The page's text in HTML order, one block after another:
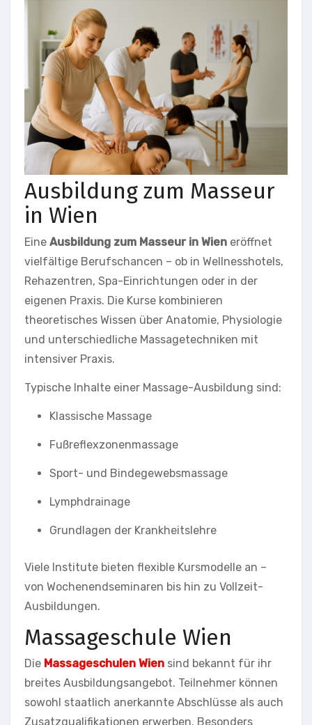
Ausbildung zum Masseur
in Wien
Eine Ausbildung zum Masseur in Wien eröffnet
vielfältige Berufschancen – ob in Wellnesshotels,
Rehazentren, Spa-Einrichtungen oder in der
eigenen Praxis. Die Kurse kombinieren
theoretisches Wissen über Anatomie, Physiologie
und unterschiedliche Massagetechniken mit
intensiver Praxis.
Typische Inhalte einer Massage-Ausbildung sind:
Klassische Massage
Fußreflexzonenmassage
Sport- und Bindegewebsmassage
Lymphdrainage
Grundlagen der Krankheitslehre
Viele Institute bieten flexible Kursmodelle an –
von Wochenendseminaren bis hin zu Vollzeit-
Ausbildungen.
Massageschule Wien
Die Massageschulen Wien sind bekannt für ihr
breites Ausbildungsangebot. Teilnehmer können
sowohl staatlich anerkannte Abschlüsse als auch
Zusatzqualifikationen erwerben. Besonders